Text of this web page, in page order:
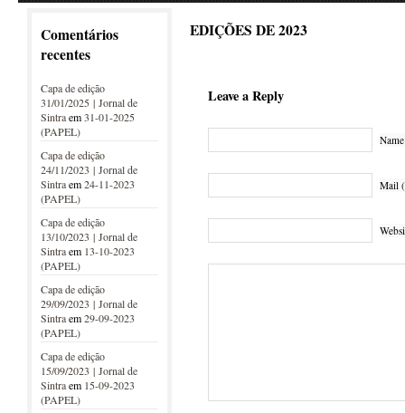
Comentários
recentes
Capa de edição
31/01/2025 | Jornal de
Sintraem31-01-2025
(PAPEL)
Capa de edição
24/11/2023 | Jornal de
Sintraem24-11-2023
(PAPEL)
Capa de edição
13/10/2023 | Jornal de
Sintraem 13-10-2023
(PAPEL)
Capa de edição
29/09/2023 | Jornal de
Sintraem29-09-2023
(PAPEL)
Capa de edição
15/09/2023 | Jornal de
Sintraem 15-09-2023
(PAPEL)
EDIÇÕES DE 2023
Leave a Reply
Mail